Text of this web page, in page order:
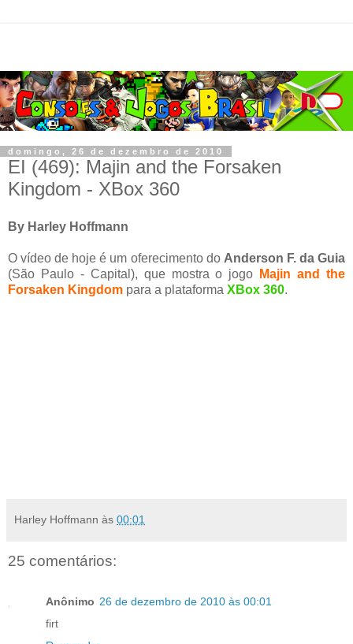
domingo, 26 de dezembro de 2010
EI (469): Majin and the Forsaken
Kingdom - XBox 360
By Harley Hoffmann
O vídeo de hoje é um oferecimento do Anderson F. da Guia
(São Paulo - Capital), que mostra o jogo
Majin and the
Forsaken Kingdom para a plataforma XBox 360.
Harley Hoffmann às 00:01
25 comentários:
Anônimo 26 de dezembro de 2010 às 00:01
firt